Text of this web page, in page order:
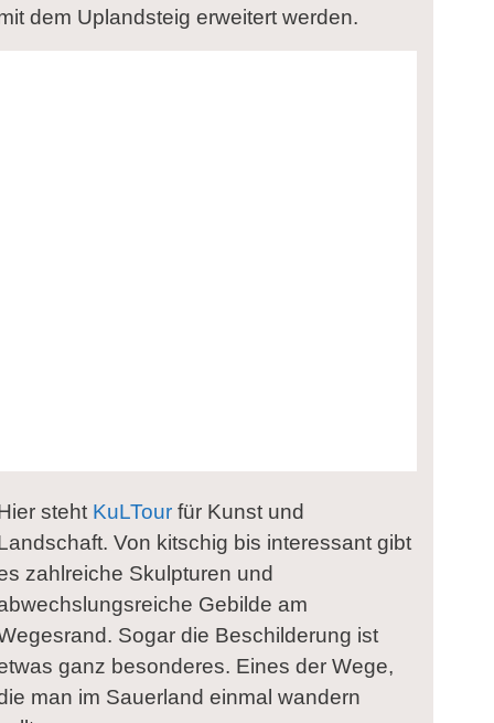
dem Uplandsteig erweitert werden.
steht KuLTourfür Kunst und
Von kitschig bis interessant gibt
zahlreiche Skulpturen und
Gebilde am
Sogar die Beschilderung ist
ganz besonderes. Eines der Wege,
man im Sauerland einmal wandern